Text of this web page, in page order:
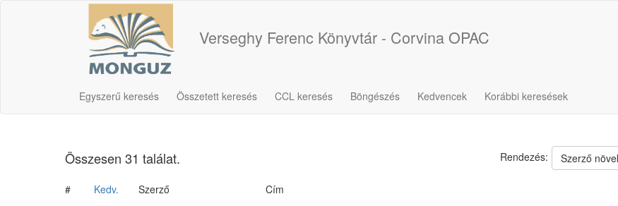
Verseghy Ferenc Könyvtár - Corvina OPAC
Egyszerű keresés Összetett keresés CCL keresés Böngészés Kedvencek Korábbi keresések
Összesen 31 találat. Rendezés: Szerző
# Kedv. Szerző Cím